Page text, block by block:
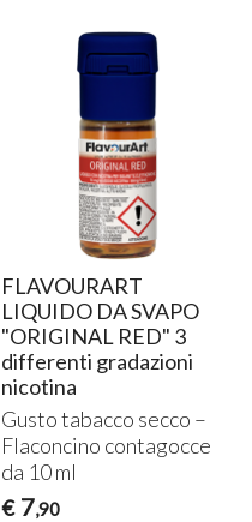
FLAVOURART
LIQUIDO DA SVAPO
"ORIGINAL RED" 3
differenti gradazioni
nicotina
Gusto tabacco secco –
Flaconcino contagocce
da 10 ml
€ 7,90